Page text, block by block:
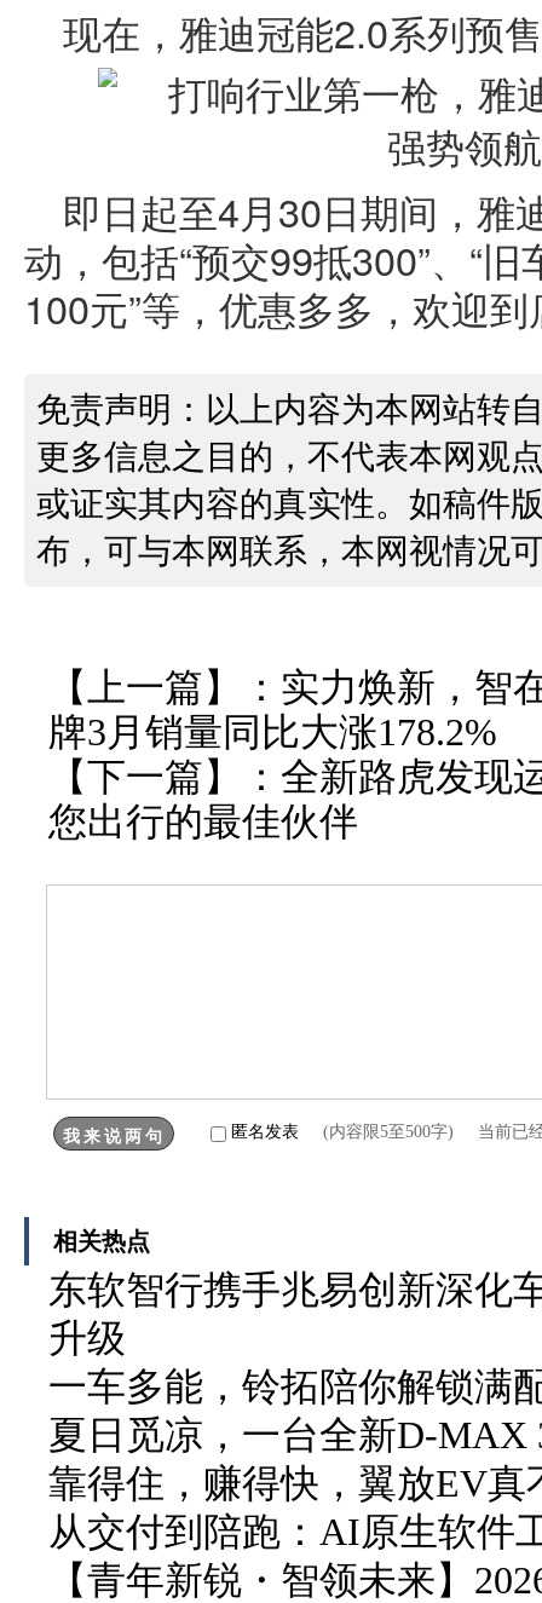
现在，雅迪冠能2.0系列预
即日起至4月30日期间，雅
动，包括“预交99抵300”、“
100元”等，优惠多多，欢迎
免责声明：以上内容为本网站转
更多信息之目的，不代表本网观
或证实其内容的真实性。如稿件
布，可与本网联系，本网视情况
【上一篇】： 实力焕新，智
牌3月销量同比大涨178.2%
【下一篇】： 全新路虎发现
您出行的最佳伙伴
匿名发表 (内容限5至500字) 当前已
相关热点
东软智行携手兆易创新深化
升级
一车多能，铃拓陪你解锁满
夏日觅凉，一台全新D-MAX
靠得住，赚得快，翼放EV真
从交付到陪跑：AI原生软件
【青年新锐・智领未来】